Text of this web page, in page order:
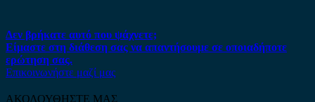
Δεν βρήκατε αυτό που ψάχνετε;
Είμαστε στη διάθεση σας να απαντήσουμε σε οποιαδήποτε
ερώτηση σας.
Επικοινωνήστε μαζί μας
ΑΚΟΛΟΥΘΗΣΤΕ ΜΑΣ